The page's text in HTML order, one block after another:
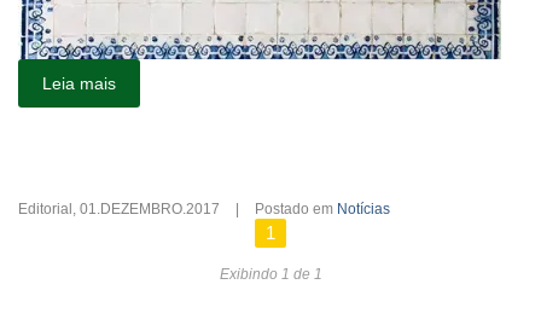
Leia mais
Editorial , 01.DEZEMBRO.2017 Postado em Notícias
1
Exibindo 1 de 1